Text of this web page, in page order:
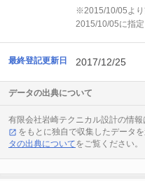
※2015/10/05より
2015/10/05に指定
最終登記更新日 2017/12/25
データの出典について
有限会社岩崎テクニカル設計の情報
をもとに独自で収集したデータ
タの出典についてをご覧ください。